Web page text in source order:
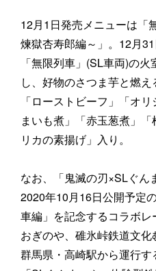
12月1日発売メニューは「
煉獄杏寿郎編～」。12月31
「無限列車」(SL車両)の
し、好物のさつま芋と燃え
「ローストビーフ」「オ
まいも煮」「赤玉葱煮」
リカの素揚げ」入り。
なお、「鬼滅の刃×SLぐん
2020年10月16日公開予定
車編」を記念するコラボレ
おぎのや、碓氷峠鉄道文化
群馬県・高崎駅から運行す